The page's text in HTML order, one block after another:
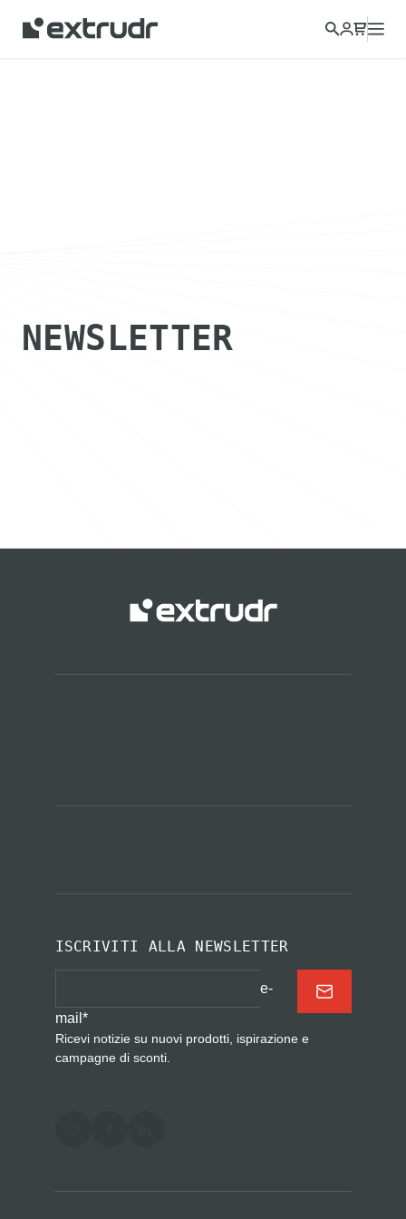
NEWSLETTER
ISCRIVITI ALLA NEWSLETTER
e-
mail *
Ricevi notizie su nuovi prodotti, ispirazione e
campagne di sconti.